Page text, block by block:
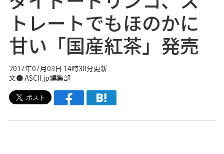
トレートでもほのかに
甘い「国産紅茶」発売
2017年07月03日 14時30分更新
文● ASCII.jp編集部